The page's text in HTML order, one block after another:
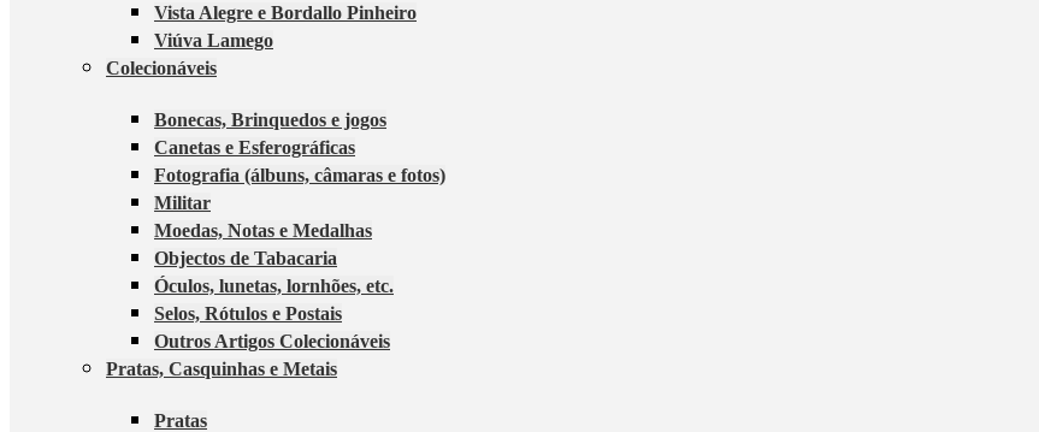
Vista Alegre e Bordallo Pinheiro
Viúva Lamego
Colecionáveis
Bonecas, Brinquedos e jogos
Canetas e Esferográficas
Fotografia (álbuns, câmaras e fotos)
Militar
Moedas, Notas e Medalhas
Objectos de Tabacaria
Óculos, lunetas, lornhões, etc.
Selos, Rótulos e Postais
Outros Artigos Colecionáveis
Pratas, Casquinhas e Metais
Pratas